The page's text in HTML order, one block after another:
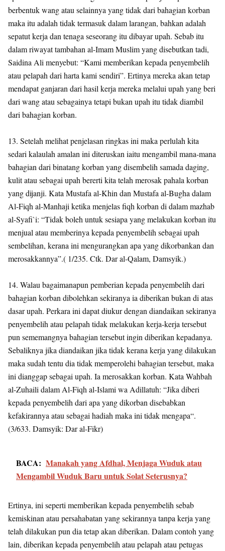
berbentuk wang atau selainnya yang tidak dari bahagian korban
maka itu adalah tidak termasuk dalam larangan, bahkan adalah
sepatut kerja dan tenaga seseorang itu dibayar upah. Sebab itu
dalam riwayat tambahan al-Imam Muslim yang disebutkan tadi,
Saidina Ali menyebut: “Kami memberikan kepada penyembelih
atau pelapah dari harta kami sendiri”. Ertinya mereka akan tetap
mendapat ganjaran dari hasil kerja mereka melalui upah yang beri
dari wang atau sebagainya tetapi bukan upah itu tidak diambil
dari bahagian korban.
13. Setelah melihat penjelasan ringkas ini maka perlulah kita
sedari kalaulah amalan ini diteruskan iaitu mengambil mana-mana
bahagian dari binatang korban yang disembelih samada daging,
kulit atau sebagai upah bererti kita telah merosak pahala korban
yang dijanji. Kata Mustafa al-Khin dan Mustafa al-Bugha dalam
Al-Fiqh al-Manhaji ketika menjelas fiqh korban di dalam mazhab
al-Syafi`i: “Tidak boleh untuk sesiapa yang melakukan korban itu
menjual atau memberinya kepada penyembelih sebagai upah
sembelihan, kerana ini mengurangkan apa yang dikorbankan dan
merosakkannya”.( 1/235. Ctk. Dar al-Qalam, Damsyik.)
14. Walau bagaimanapun pemberian kepada penyembelih dari
bahagian korban dibolehkan sekiranya ia diberikan bukan di atas
dasar upah. Perkara ini dapat diukur dengan diandaikan sekiranya
penyembelih atau pelapah tidak melakukan kerja-kerja tersebut
pun sememangnya bahagian tersebut ingin diberikan kepadanya.
Sebaliknya jika diandaikan jika tidak kerana kerja yang dilakukan
maka sudah tentu dia tidak memperolehi bahagian tersebut, maka
ini dianggap sebagai upah. Ia merosakkan korban. Kata Wahbah
al-Zuhaili dalam Al-Fiqh al-Islami wa Adillatuh: “Jika diberi
kepada penyembelih dari apa yang dikorban disebabkan
kefakirannya atau sebagai hadiah maka ini tidak mengapa“.
(3/633. Damsyik: Dar al-Fikr)
BACA: Manakah yang Afdhal, Menjaga Wuduk atau
Mengambil Wuduk Baru untuk Solat Seterusnya?
Ertinya, ini seperti memberikan kepada penyembelih sebab
kemiskinan atau persahabatan yang sekirannya tanpa kerja yang
telah dilakukan pun dia tetap akan diberikan. Dalam contoh yang
lain, diberikan kepada penyembelih atau pelapah atau petugas